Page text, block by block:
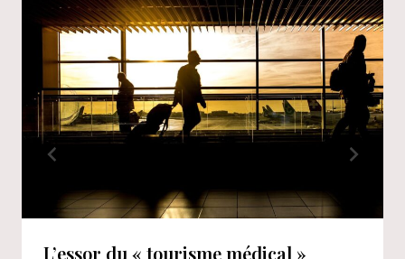
L’essor du « tourisme médical »